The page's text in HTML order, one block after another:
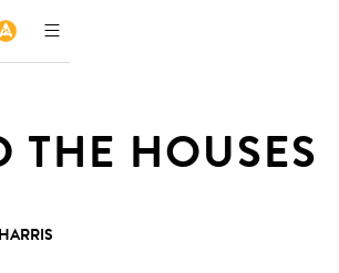
THE HOUSES